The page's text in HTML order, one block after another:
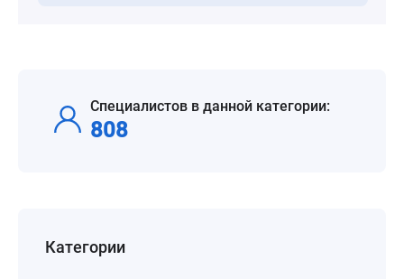
Специалистов в данной категории:
808
Категории